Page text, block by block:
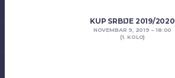
KUP SRBIJE 2019/2020
NOVEMBAR 9, 2019
18:00
(1. KOLO)